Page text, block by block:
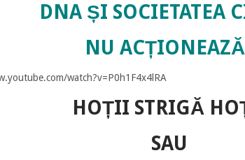
DNA ȘI SOCIETATEA
NU
watch?v=P0h1F4x4lRA
HOȚII STRIGĂ
SAU